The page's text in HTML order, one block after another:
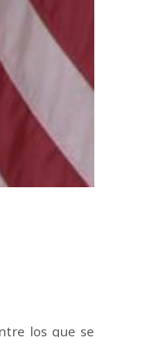
los que se